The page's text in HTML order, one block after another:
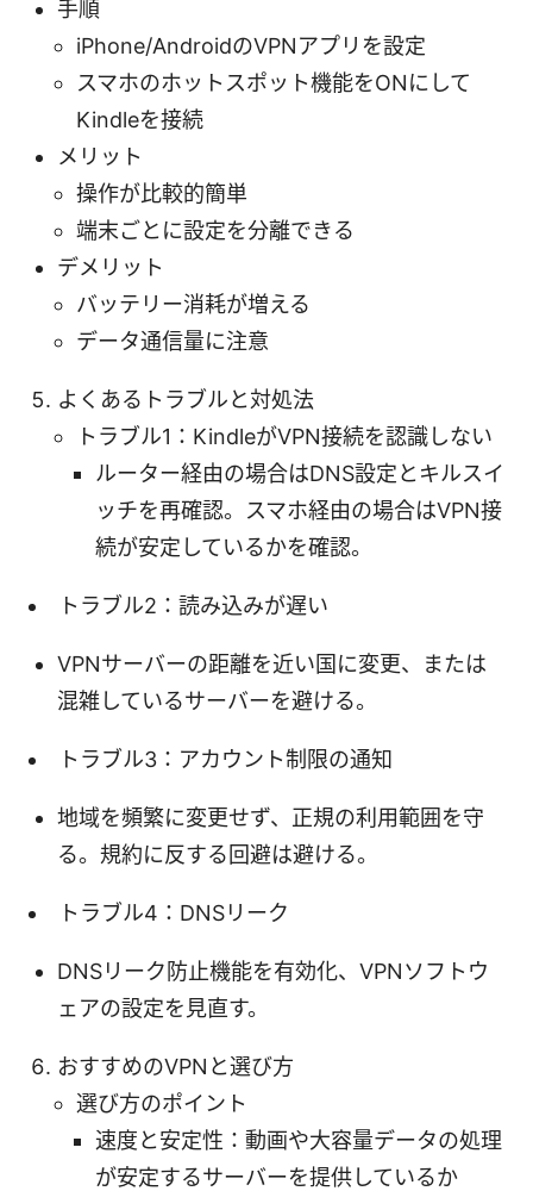
手順
iPhone/AndroidのVPNアプリを設定
スマホのホットスポット機能をONにして
Kindleを接続
メリット
操作が比較的簡単
端末ごとに設定を分離できる
デメリット
バッテリー消耗が増える
データ通信量に注意
よくあるトラブルと対処法
トラブル1：KindleがVPN接続を認識しない
ルーター経由の場合はDNS設定とキルスイ
ッチを再確認。スマホ経由の場合はVPN接
続が安定しているかを確認。
トラブル2：読み込みが遅い
VPNサーバーの距離を近い国に変更、または
混雑しているサーバーを避ける。
トラブル3：アカウント制限の通知
地域を頻繁に変更せず、正規の利用範囲を守
る。規約に反する回避は避ける。
トラブル4：DNSリーク
DNSリーク防止機能を有効化、VPNソフトウ
ェアの設定を見直す。
おすすめのVPNと選び方
選び方のポイント
速度と安定性：動画や大容量データの処理
が安定するサーバーを提供しているか